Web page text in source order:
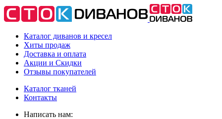
Каталог диванов и кресел
Хиты продаж
Доставка и оплата
Акции и Скидки
Отзывы покупателей
Каталог тканей
Контакты
Написать нам: